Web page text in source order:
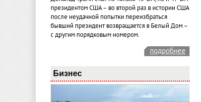
президентом США – во второй раз в истории США
после неудачной попытки переизбраться
бывший президент возвращается в Белый Дом –
с другим порядковым номером.
подробнее
Бизнес